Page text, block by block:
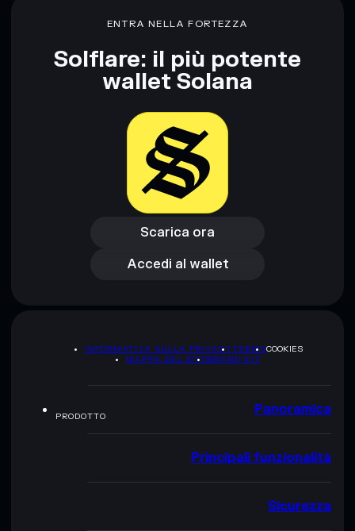
concentrazione di oltre l’80% CryptoDragon
Disclaimer: Queste informazioni hanno esclusivamente scopi
Informati sempre autonomamente. Dati forniti da
ENTRA NELLA FORTEZZA
Solflare: il più potente
wallet Solana
Scarica ora
Scarica ora
Accedi al wallet
Accedi al wallet
INFORMATIVA SULLA PRIVACYTERMSCOOKIES
MAPPA DEL SITOBRAND KIT
PRODOTTO Panoramica
Principali funzionalità
Sicurezza